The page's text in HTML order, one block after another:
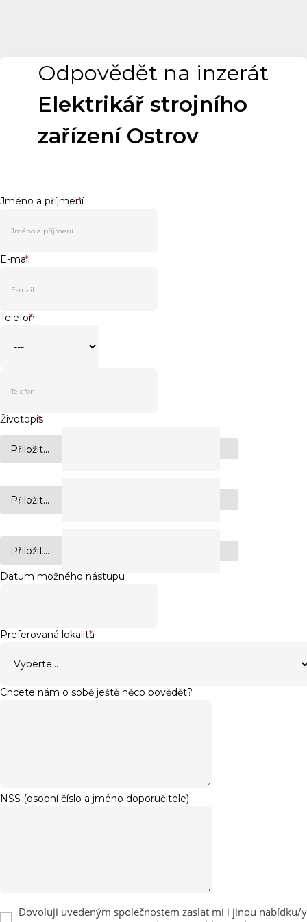
Odpovědět na inzerát
Elektrikář strojního
zařízení Ostrov
Jméno a příjmení
*
E-mail
*
Telefon
*
Životopis
*
Přiložit...
Přiložit...
Přiložit...
Datum možného nástupu
Preferovaná lokalita
*
Chcete nám o sobě ještě něco povědět?
NSS (osobní číslo a jméno doporučitele)
Dovoluji uvedeným společnostem zaslat mi i jinou nabídku/y